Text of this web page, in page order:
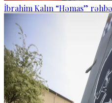
İbrahim Kalın “Həmas”